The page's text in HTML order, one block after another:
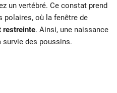
un vertébré. Ce constat prend
polaires, où la fenêtre de
restreinte. Ainsi, une naissance
des poussins.